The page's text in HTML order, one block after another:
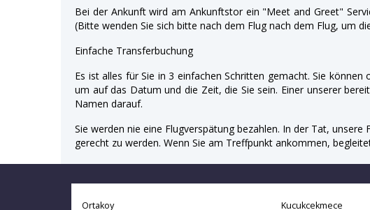
Bei der Ankunft wird am Ankunftstor ein "Meet and Greet"
(Bitte wenden Sie sich bitte nach dem Flug nach dem Flug, um
Einfache Transferbuchung
Es ist alles für Sie in 3 einfachen Schritten gemacht. Sie können
um auf das Datum und die Zeit, die Sie sein. Einer unserer
Namen darauf.
Sie werden nie eine Flugverspätung bezahlen. In der Tat,
gerecht zu werden. Wenn Sie am Treffpunkt ankommen,
Ortakoy
Kucukcekmece